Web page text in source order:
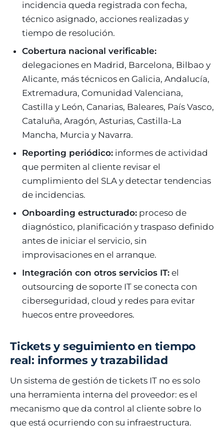
incidencia queda registrada con fecha,
técnico asignado, acciones realizadas y
tiempo de resolución.
Cobertura nacional verificable:
delegaciones en Madrid, Barcelona, Bilbao y
Alicante, más técnicos en Galicia, Andalucía,
Extremadura, Comunidad Valenciana,
Castilla y León, Canarias, Baleares, País Vasco,
Cataluña, Aragón, Asturias, Castilla-La
Mancha, Murcia y Navarra.
Reporting periódico: informes de actividad
que permiten al cliente revisar el
cumplimiento del SLA y detectar tendencias
de incidencias.
Onboarding estructurado: proceso de
diagnóstico, planificación y traspaso definido
antes de iniciar el servicio, sin
improvisaciones en el arranque.
Integración con otros servicios IT: el
outsourcing de soporte IT se conecta con
ciberseguridad, cloud y redes para evitar
huecos entre proveedores.
Tickets y seguimiento en tiempo
real: informes y trazabilidad
Un sistema de gestión de tickets IT no es solo
una herramienta interna del proveedor: es el
mecanismo que da control al cliente sobre lo
que está ocurriendo con su infraestructura.